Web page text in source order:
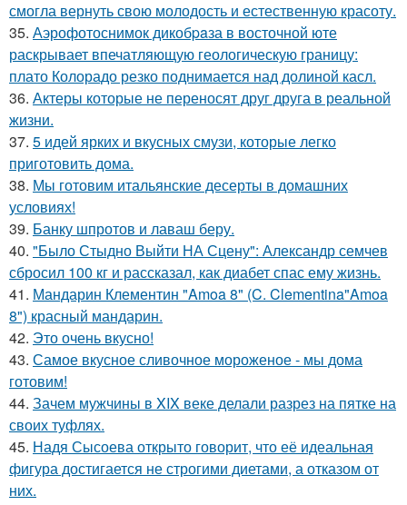
смогла вернуть свою молодость и естественную красоту.
35. Аэрофотоснимок дикобpaза в восточной юте
раскрывает впечатляющую геологическую границу:
плато Колорадо резко поднимается над долиной касл.
36. Актеры которые не переносят друг друга в реальной
жизни.
37. 5 идей ярких и вкусных смузи, которые легко
приготовить дома.
38. Мы готовим итальянские десерты в домашних
условиях!
39. Банку шпротов и лаваш беру.
40. "Было Стыдно Выйти НА Сцену": Александр семчев
сбросил 100 кг и рассказал, как диабет спас ему жизнь.
41. Мандарин Клементин "Amoa 8" (C. Clementina"Amoa
8") красный мандарин.
42. Это очень вкусно!
43. Самое вкусное сливочное мороженое - мы дома
готовим!
44. Зачем мужчины в XIX веке делали разрез на пятке на
своих туфлях.
45. Надя Сысоева открыто говорит, что её идеальная
фигура достигается не строгими диетами, а отказом от
них.